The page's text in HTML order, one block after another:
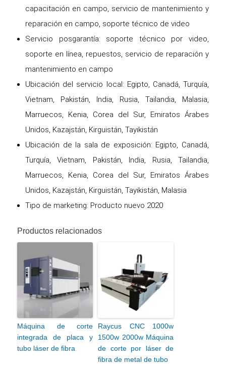
capacitación en campo, servicio de mantenimiento y
reparación en campo, soporte técnico de video
Servicio posgarantía: soporte técnico por video,
soporte en línea, repuestos, servicio de reparación y
mantenimiento en campo
Ubicación del servicio local: Egipto, Canadá, Turquía,
Vietnam, Pakistán, India, Rusia, Tailandia, Malasia,
Marruecos, Kenia, Corea del Sur, Emiratos Árabes
Unidos, Kazajstán, Kirguistán, Tayikistán
Ubicación de la sala de exposición: Egipto, Canadá,
Turquía, Vietnam, Pakistán, India, Rusia, Tailandia,
Marruecos, Kenia, Corea del Sur, Emiratos Árabes
Unidos, Kazajstán, Kirguistán, Tayikistán, Malasia
Tipo de marketing: Producto nuevo 2020
Productos relacionados
Máquina de corte
integrada de placa y
tubo láser de fibra
Raycus CNC 1000w
1500w 2000w Máquina
de corte por láser de
fibra de metal de tubo